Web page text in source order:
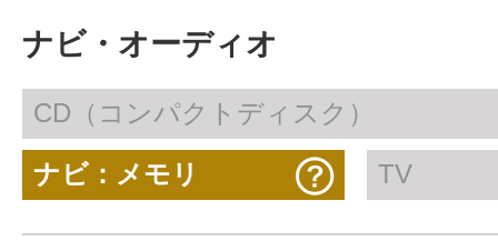
ナビ・オーディオ
CD（コンパクトディスク）
ナビ：メモリ TV